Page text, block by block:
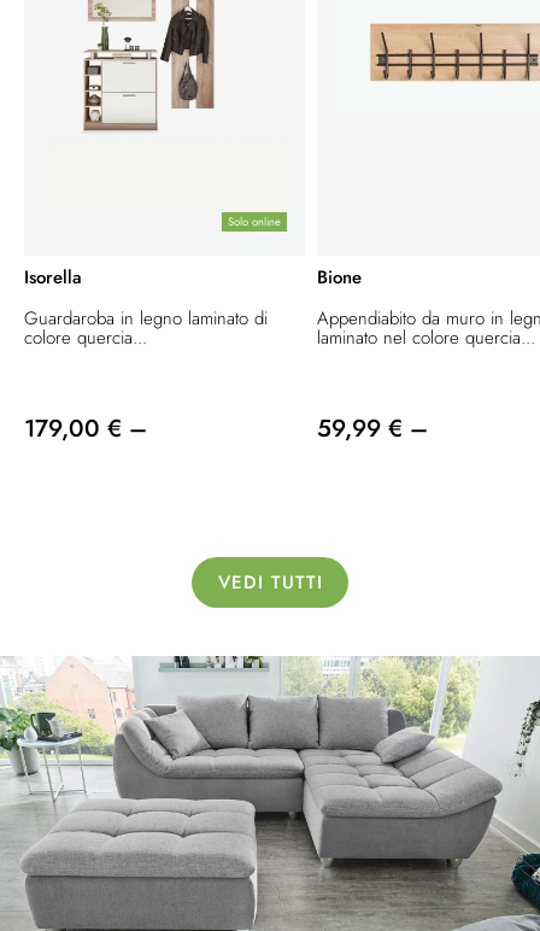
Solo online
Isorella
Guardaroba in legno laminato di
colore quercia...
179,00 € –
Bione
Appendiabito da muro in
laminato nel colore quercia...
59,99 € –
VEDI TUTTI